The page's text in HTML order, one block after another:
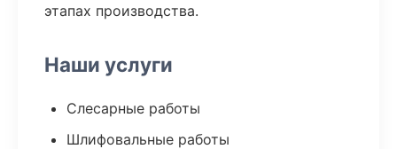
этапах производства.
Наши услуги
Слесарные работы
Шлифовальные работы